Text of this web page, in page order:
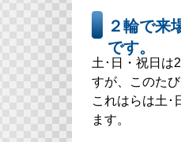
２輪で来
です。
土･日・祝日は
すが、このた
これはらは土･
ます。